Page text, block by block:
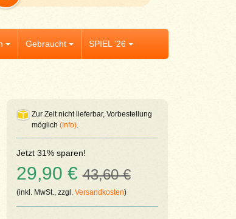
Gebraucht SPIEL '26
Zur Zeit nicht lieferbar, Vorbestellung
möglich (Info).
Jetzt 31% sparen!
29,90 €43,60 €
(inkl. MwSt., zzgl. Versandkosten)